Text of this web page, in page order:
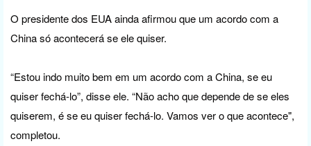
O presidente dos EUA ainda afirmou que um acordo com a
China só acontecerá se ele quiser.
“Estou indo muito bem em um acordo com a China, se eu
quiser fechá-lo”, disse ele. “Não acho que depende de se eles
quiserem, é se eu quiser fechá-lo. Vamos ver o que acontece",
completou.